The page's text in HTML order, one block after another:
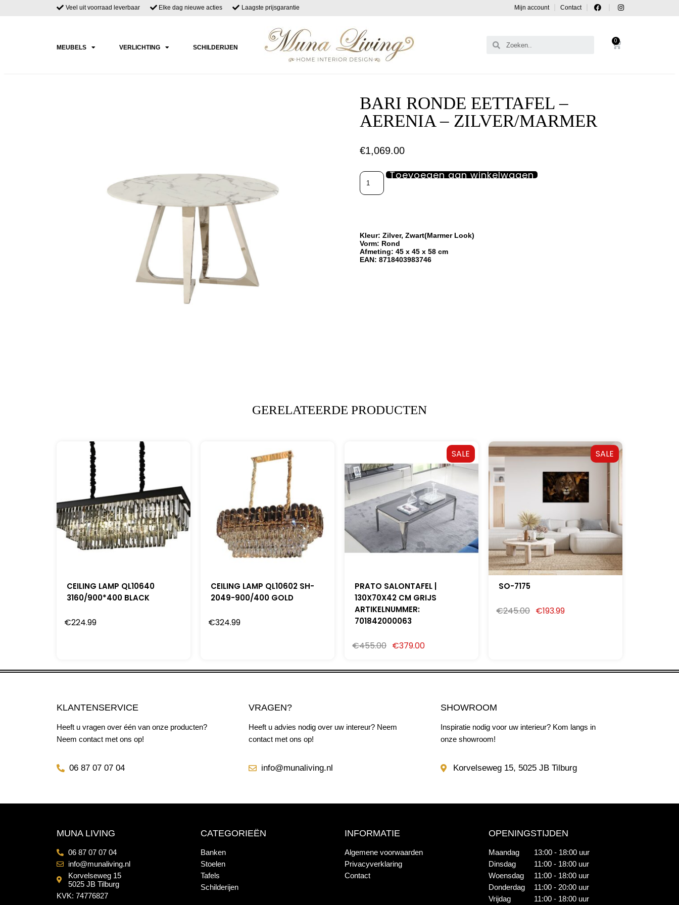
Veel uit voorraad leverbaar Elke dag nieuwe acties Laagste prijsgarantie Mijn account Contact
MEUBELS VERLICHTING SCHILDERIJEN
0
BARI RONDE EETTAFEL –
AERENIA – ZILVER/MARMER
€1,069.00
Toevoegen aan winkelwagen
Kleur: Zilver, Zwart(Marmer Look)
Vorm: Rond
Afmeting: 45 x 45 x 58 cm
EAN: 8718403983746
GERELATEERDE PRODUCTEN
CEILING LAMP QL10640
3160/900*400 BLACK
€224.99
CEILING LAMP QL10602 SH-
2049-900/400 GOLD
€324.99
SALE
PRATO SALONTAFEL |
130X70X42 CM GRIJS
ARTIKELNUMMER:
701842000063
€455.00 €379.00
SALE
SO-7175
€245.00 €193.99
KLANTENSERVICE
Heeft u vragen over één van onze producten?
Neem contact met ons op!
06 87 07 07 04
VRAGEN?
Heeft u advies nodig over uw intereur? Neem
contact met ons op!
info@munaliving.nl
SHOWROOM
Inspiratie nodig voor uw interieur? Kom langs in
onze showroom!
Korvelseweg 15, 5025 JB Tilburg
MUNA LIVING
06 87 07 07 04
info@munaliving.nl
Korvelseweg 15
5025 JB Tilburg
KVK: 74776827
CATEGORIEËN
Banken
Stoelen
Tafels
Schilderijen
INFORMATIE
Algemene voorwaarden
Privacyverklaring
Contact
OPENINGSTIJDEN
Maandag
Dinsdag
Woensdag
Donderdag
Vrijdag
13:00 - 18:00 uur
11:00 - 18:00 uur
11:00 - 18:00 uur
11:00 - 20:00 uur
11:00 - 18:00 uur